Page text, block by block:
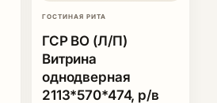
составляла 18 573 ₽.
13 930 ₽.
ГОСТИНАЯ РИТА
ГСР ВО (Л/П)
Витрина
однодверная
2113*570*474, р/в